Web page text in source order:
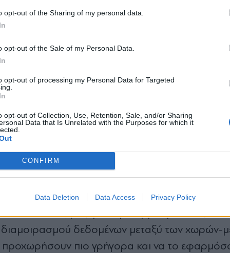
opt-out of the Sharing of my personal data.
opt-out of the Sale of my Personal Data.
opt-out of processing my Personal Data for Targeted
opt-out of Collection, Use, Retention, Sale, and/or Sharing
Data that Is Unrelated with the Purposes for which it
CONFIRM
Data Deletion Data Access Privacy Policy
της χώρας μας αποτελούν ένα καθοριστικό
ο κ. Πιερρακάκης.
δασμών από την ΕΕ
από τους υπουργούς Οικονομικών της
των δεμάτων που εισάγονται στην Ευρώπη,
θα μπορέσει να εφαρμόσει από το πρώτο
η αντιμετώπιση των μαζικών εισροών
όπως το
Φεβρουάριο από την Ευρωπαϊκή Επιτροπή
του 2028, μαζί με τη μεταρρύθμιση της
διαμοιρασμού δεδομένων μεταξύ των χωρών-
προχωρήσουν πιο γρήγορα και να το
Αποδέχομαι τουςόρους χρήσης